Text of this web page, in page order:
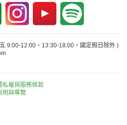
9:00-12:00、13:30-18:00，國定假日除外 )
私權與服務條款
明與導覽